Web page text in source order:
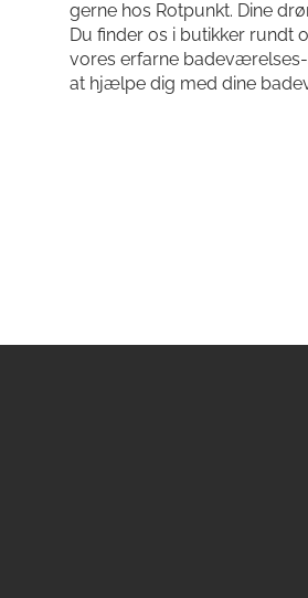
gerne hos Rotpunkt. Dine
Du finder os i butikker rundt
vores erfarne
at hjælpe dig med dine